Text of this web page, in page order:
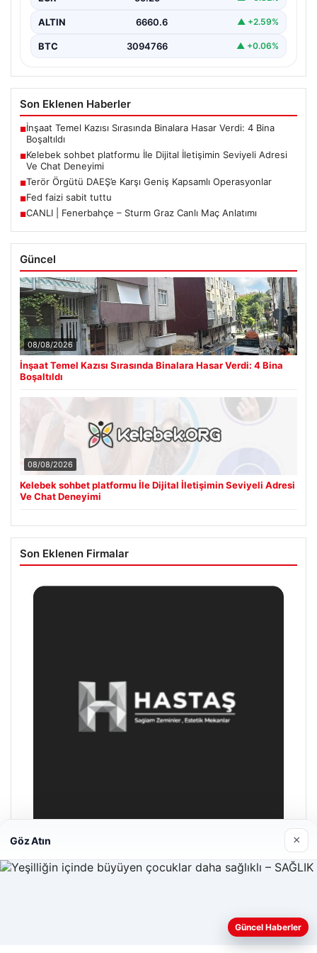
ALTIN 6660.6 ▲ +2.59%
BTC 3094766 ▲ +0.06%
Son Eklenen Haberler
■İnşaat Temel Kazısı Sırasında Binalara Hasar Verdi: 4 Bina
Boşaltıldı
■Kelebek sohbet platformu İle Dijital İletişimin Seviyeli Adresi
Ve Chat Deneyimi
■Terör Örgütü DAEŞ’e Karşı Geniş Kapsamlı Operasyonlar
■Fed faizi sabit tuttu
■CANLI | Fenerbahçe – Sturm Graz Canlı Maç Anlatımı
Güncel
08/08/2026
İnşaat Temel Kazısı Sırasında Binalara Hasar Verdi: 4 Bina
Boşaltıldı
08/08/2026
Kelebek sohbet platformu İle Dijital İletişimin Seviyeli Adresi
Ve Chat Deneyimi
Son Eklenen Firmalar
Hastaş Beton
Web sitemizi nasıl kullandığınızı daha iyi anlayabilmek,
Göz Atın ×
Güncel Haberler